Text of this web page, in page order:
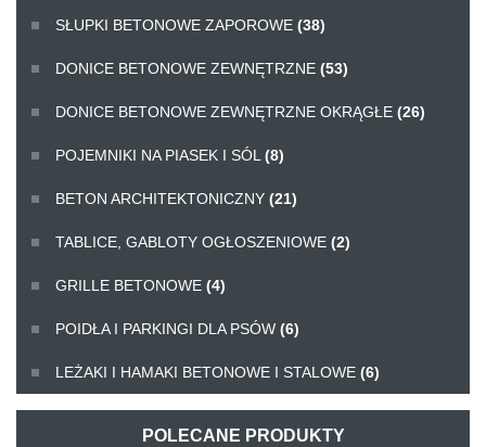
SŁUPKI BETONOWE ZAPOROWE (38)
DONICE BETONOWE ZEWNĘTRZNE (53)
DONICE BETONOWE ZEWNĘTRZNE OKRĄGŁE (26)
POJEMNIKI NA PIASEK I SÓL (8)
BETON ARCHITEKTONICZNY (21)
TABLICE, GABLOTY OGŁOSZENIOWE (2)
GRILLE BETONOWE (4)
POIDŁA I PARKINGI DLA PSÓW (6)
LEŻAKI I HAMAKI BETONOWE I STALOWE (6)
POLECANE PRODUKTY